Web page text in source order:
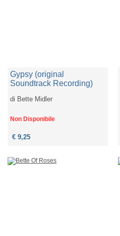
Gypsy (original
Soundtrack Recording)
di Bette Midler
Non Disponibile
€ 9,25